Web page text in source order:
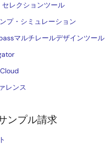
セレクションツール
プ・シミュレーション
マルチレールデザインツール
レンス
ンプル請求